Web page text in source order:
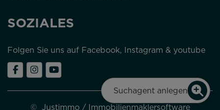
SOZIALES
Folgen Sie uns auf Facebook, Instagram & youtube
© Justimmo/ Immobilienmaklersoftware
Suchagent anlegen